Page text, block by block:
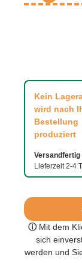
ⓘ Mit dem
sich
werden und
Kein
wird nach
Bestellung
produziert
Versandfertig
Lieferzeit 2-4